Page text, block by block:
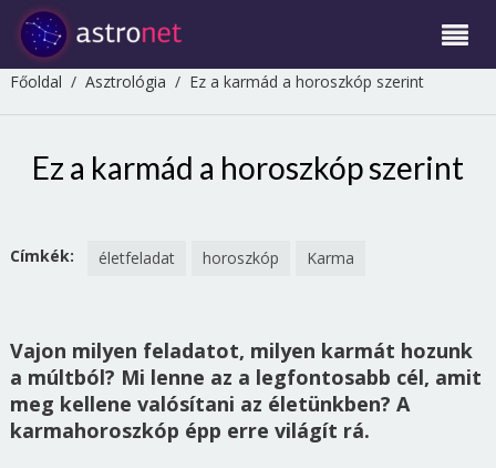
Főoldal / Asztrológia / Ez a karmád a horoszkóp szerint
Ez a karmád a horoszkóp szerint
Címkék: életfeladat horoszkóp Karma
Vajon milyen feladatot, milyen karmát hozunk
a múltból? Mi lenne az a legfontosabb cél, amit
meg kellene valósítani az életünkben? A
karmahoroszkóp épp erre világít rá.